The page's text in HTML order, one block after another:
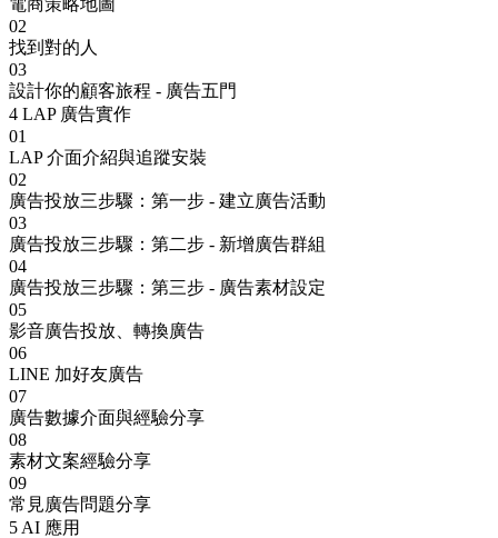
02
找到對的人
03
設計你的顧客旅程 - 廣告五門
4 LAP 廣告實作
01
LAP 介面介紹與追蹤安裝
02
廣告投放三步驟：第一步 - 建立廣告活動
03
廣告投放三步驟：第二步 - 新增廣告群組
04
廣告投放三步驟：第三步 - 廣告素材設定
05
影音廣告投放、轉換廣告
06
LINE 加好友廣告
07
廣告數據介面與經驗分享
08
素材文案經驗分享
09
常見廣告問題分享
5 AI 應用